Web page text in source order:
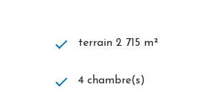
avec vue dégagée sur un
7
terrain 2 715 m²
4 chambre(s)